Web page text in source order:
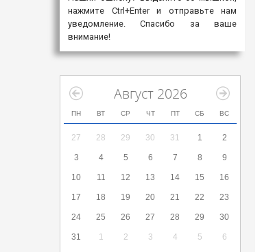
нажмите Ctrl+Enter и отправьте нам
уведомление. Спасибо за ваше
внимание!
Август 2026
ПН ВТ СР ЧТ ПТ СБ ВС
27 28 29 30 31 1 2
3 4 5 6 7 8 9
10 11 12 13 14 15 16
17 18 19 20 21 22 23
24 25 26 27 28 29 30
31 1 2 3 4 5 6